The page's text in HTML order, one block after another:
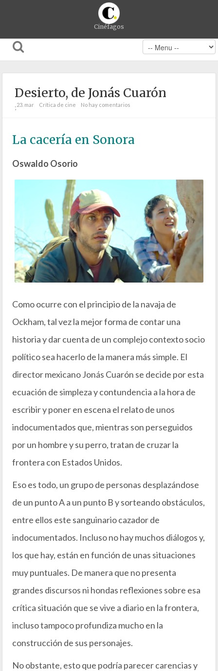
Cinéfagos
Desierto, de Jonás Cuarón
;23. mar Crítica de cine No hay comentarios
La cacería en Sonora
Oswaldo Osorio
Como ocurre con el principio de la navaja de
Ockham, tal vez la mejor forma de contar una
historia y dar cuenta de un complejo contexto socio
político sea hacerlo de la manera más simple. El
director mexicano Jonás Cuarón se decide por esta
ecuación de simpleza y contundencia a la hora de
escribir y poner en escena el relato de unos
indocumentados que, mientras son perseguidos
por un hombre y su perro, tratan de cruzar la
frontera con Estados Unidos.
Eso es todo, un grupo de personas desplazándose
de un punto A a un punto B y sorteando obstáculos,
entre ellos este sanguinario cazador de
indocumentados. Incluso no hay muchos diálogos y,
los que hay, están en función de unas situaciones
muy puntuales. De manera que no presenta
grandes discursos ni hondas reflexiones sobre esa
crítica situación que se vive a diario en la frontera,
incluso tampoco profundiza mucho en la
construcción de sus personajes.
No obstante, esto que podría parecer carencias y